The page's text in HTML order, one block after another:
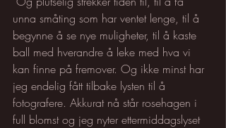
unna småting som har ventet lenge, til å
begynne å se nye muligheter, til å kaste
ball med hverandre å leke med hva vi
kan finne på fremover. Og ikke minst har
jeg endelig fått tilbake lysten til å
fotografere. Akkurat nå står rosehagen i
full blomst og jeg nyter ettermiddagslyset